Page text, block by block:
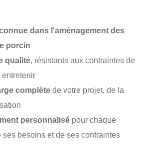
dans l'aménagement des
porcin
qualité, résistants aux contraintes de
entretenir
complète de votre projet, de la
personnalisé pour chaque
besoins et de ses contraintes